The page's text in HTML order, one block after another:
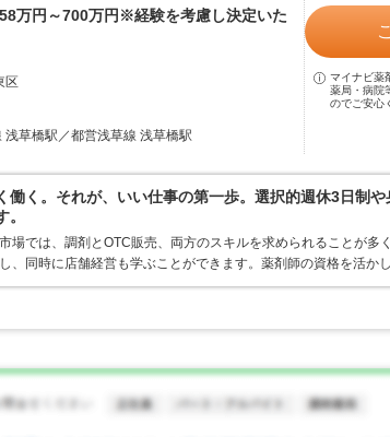
万円～700万円※経験を考慮し決定いた
区
浅草橋駅／都営浅草線 浅草橋駅
マイナビ薬
薬局・病院
のでご安心
働く。それが、いい仕事の第一歩。選択的週休3日制
場では、調剤とOTC販売、両方のスキルを求められることが多
、同時に店舗経営も学ぶことができます。薬剤師の資格を活か